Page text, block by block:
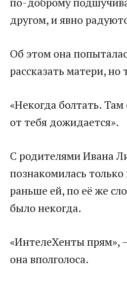
другом, и явно
​Об этом она
рассказать матери, но
​«Некогда болтать.
от тебя дожидается».​
​С родителями Ивана
познакомилась
раньше ей, по её же
было некогда.​
​«ИнтелеХенты прям»,
она вполголоса.​